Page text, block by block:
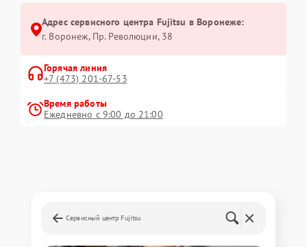
Адрес сервисного центра Fujitsu в Воронеже:
г. Воронеж, Пр. Революции, 38
Горячая линия
+7 (473) 201-67-53
Время работы
Ежедневно с 9:00 до 21:00
Сервисный центр Fujitsu